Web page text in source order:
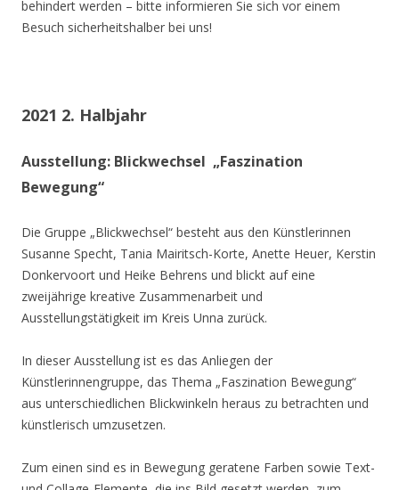
behindert werden – bitte informieren Sie sich vor einem
Besuch sicherheitshalber bei uns!
2021 2. Halbjahr
Ausstellung: Blickwechsel „Faszination
Bewegung“
Die Gruppe „Blickwechsel“ besteht aus den Künstlerinnen
Susanne Specht, Tania Mairitsch-Korte, Anette Heuer, Kerstin
Donkervoort und Heike Behrens und blickt auf eine
zweijährige kreative Zusammenarbeit und
Ausstellungstätigkeit im Kreis Unna zurück.
In dieser Ausstellung ist es das Anliegen der
Künstlerinnengruppe, das Thema „Faszination Bewegung“
aus unterschiedlichen Blickwinkeln heraus zu betrachten und
künstlerisch umzusetzen.
Zum einen sind es in Bewegung geratene Farben sowie Text-